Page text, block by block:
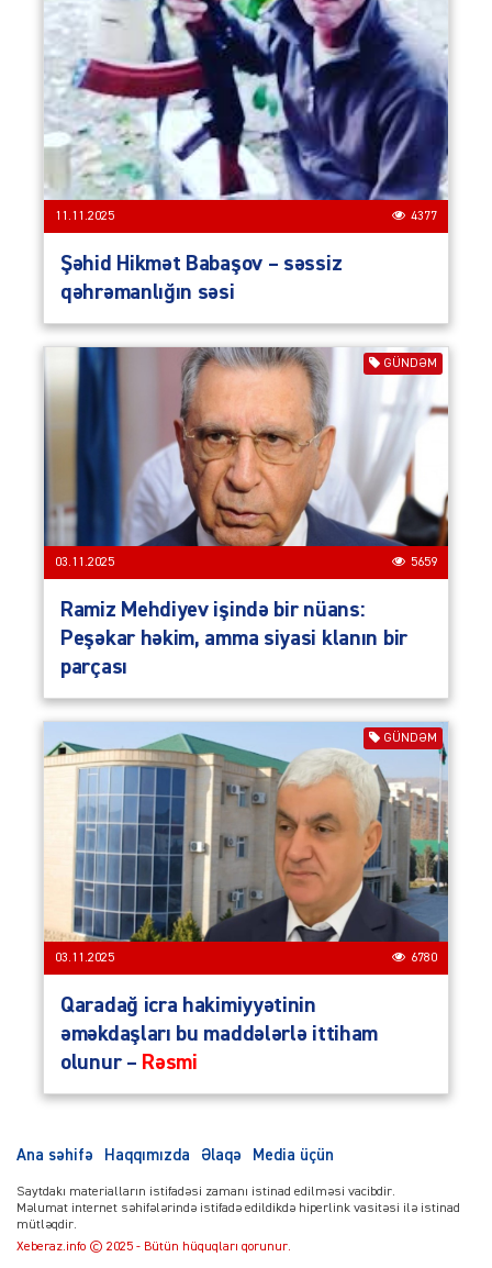
11.11.2025 4377
Şəhid Hikmət Babaşov – səssiz
qəhrəmanlığın səsi
GÜNDƏM
03.11.2025 5659
Ramiz Mehdiyev işində bir nüans:
Peşəkar həkim, amma siyasi klanın bir
parçası
GÜNDƏM
03.11.2025 6780
Qaradağ icra hakimiyyətinin
əməkdaşları bu maddələrlə ittiham
olunur – Rəsmi
Ana səhifə Haqqımızda Əlaqə Media üçün
Saytdakı materialların istifadəsi zamanı istinad edilməsi vacibdir.
Məlumat internet səhifələrində istifadə edildikdə hiperlink vasitəsi ilə istinad
mütləqdir.
Xeberaz.info © 2025 - Bütün hüquqları qorunur.